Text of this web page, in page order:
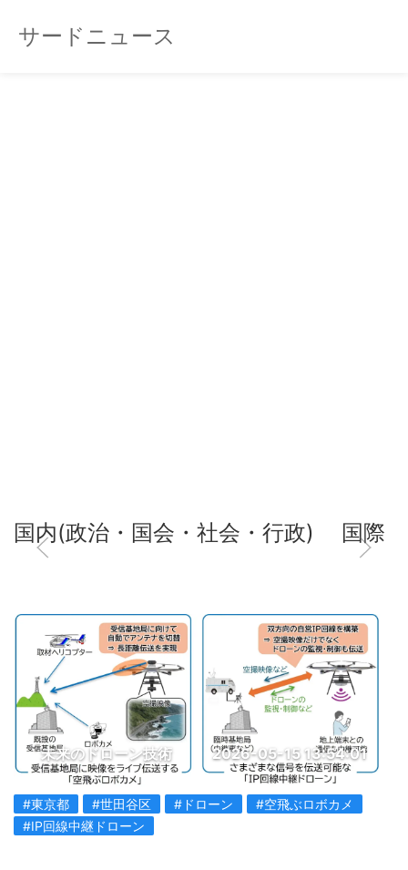
サードニュース
国内(政治・国会・社会・行政) 国際
未来のドローン技術 2026-05-15 13:54:01
#東京都 #世田谷区 #ドローン
#空飛ぶロボカメ
#IP回線中継ドローン